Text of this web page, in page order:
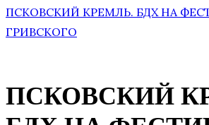
ПСКОВСКИЙ КРЕМЛЬ. БДХ НА
ГРИВСКОГО
ПСКОВСКИЙ